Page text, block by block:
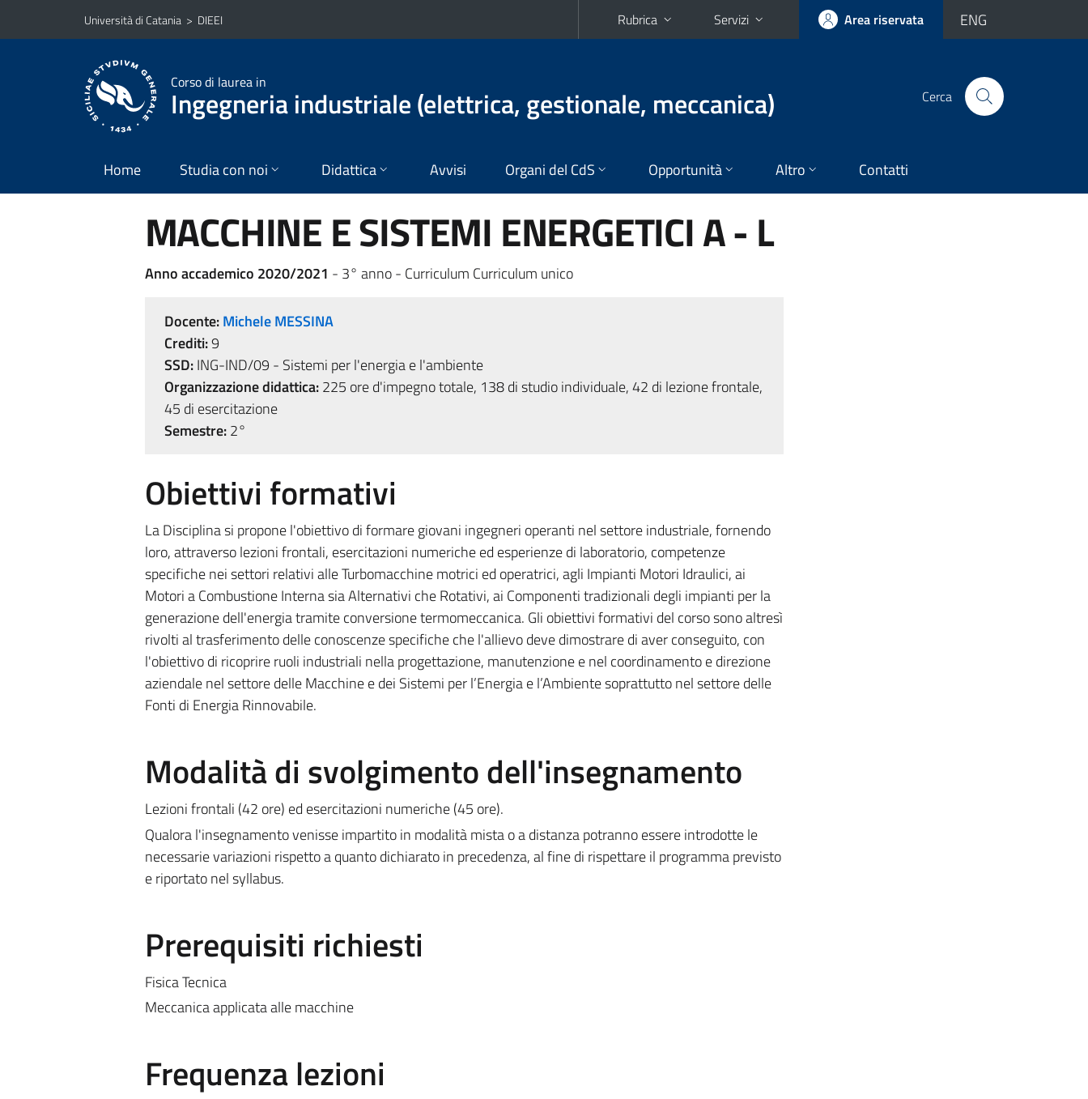
Vai al contenuto principale
Vai al menu di navigazione
Università di Catania > DIEEI Rubrica Servizi Area riservata ENG
Corso di laurea in
Ingegneria industriale (elettrica, gestionale, meccanica) Cerca
Home Studia con noi Didattica Avvisi Organi del CdS Opportunità Altro Contatti
MACCHINE E SISTEMI ENERGETICI A - L
Anno accademico 2020/2021 - 3° anno - Curriculum Curriculum unico
Docente:Michele MESSINA
Crediti:9
SSD:ING-IND/09 - Sistemi per l'energia e l'ambiente
Organizzazione didattica:225 ore d'impegno totale, 138 di studio individuale, 42 di lezione frontale,
45 di esercitazione
Semestre:2°
Obiettivi formativi
La Disciplina si propone l'obiettivo di formare giovani ingegneri operanti nel settore industriale, fornendo
loro, attraverso lezioni frontali, esercitazioni numeriche ed esperienze di laboratorio, competenze
specifiche nei settori relativi alle Turbomacchine motrici ed operatrici, agli Impianti Motori Idraulici, ai
Motori a Combustione Interna sia Alternativi che Rotativi, ai Componenti tradizionali degli impianti per la
generazione dell'energia tramite conversione termomeccanica. Gli obiettivi formativi del corso sono altresì
rivolti al trasferimento delle conoscenze specifiche che l'allievo deve dimostrare di aver conseguito, con
l'obiettivo di ricoprire ruoli industriali nella progettazione, manutenzione e nel coordinamento e direzione
aziendale nel settore delle Macchine e dei Sistemi per l’Energia e l’Ambiente soprattutto nel settore delle
Fonti di Energia Rinnovabile.
Modalità di svolgimento dell'insegnamento
Lezioni frontali (42 ore) ed esercitazioni numeriche (45 ore).
Qualora l'insegnamento venisse impartito in modalità mista o a distanza potranno essere introdotte le
necessarie variazioni rispetto a quanto dichiarato in precedenza, al fine di rispettare il programma previsto
e riportato nel syllabus.
Prerequisiti richiesti
Fisica Tecnica
Meccanica applicata alle macchine
Frequenza lezioni